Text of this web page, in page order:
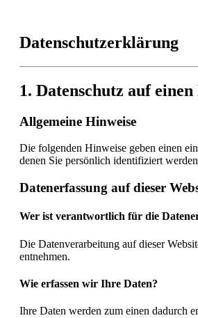
Datenschutzerklärung
1. Datenschutz auf
Allgemeine Hinweise
Die folgenden Hinweise geben einen
denen Sie persönlich identifiziert
Datenerfassung auf dieser
Wer ist verantwortlich für die
Die Datenverarbeitung auf dieser
entnehmen.
Wie erfassen wir Ihre Daten?
Ihre Daten werden zum einen dadurch